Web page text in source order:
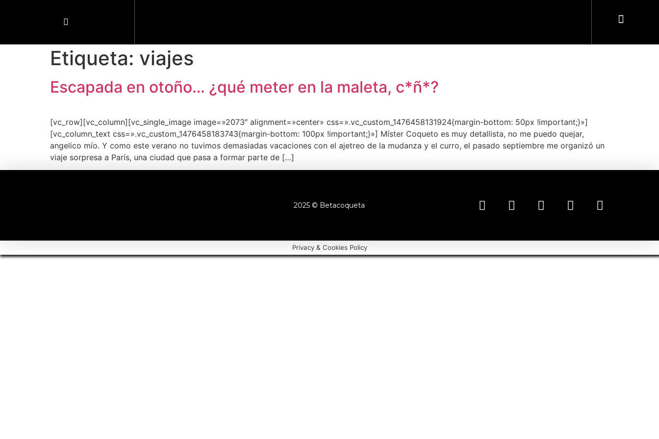
Etiqueta: viajes
Escapada en otoño… ¿qué meter en la maleta, c*ñ*?
[vc_row][vc_column][vc_single_image image=»2073″ alignment=»center» css=».vc_custom_1476458131924{margin-bottom: 50px !important;}»]
[vc_column_text css=».vc_custom_1476458183743{margin-bottom: 100px !important;}»] Míster Coqueto es muy detallista, no me puedo quejar,
angelico mío. Y como este verano no tuvimos demasiadas vacaciones con el ajetreo de la mudanza y el curro, el pasado septiembre me organizó un
viaje sorpresa a París, una ciudad que pasa a formar parte de […]
2025 © Betacoqueta
Privacy & Cookies Policy